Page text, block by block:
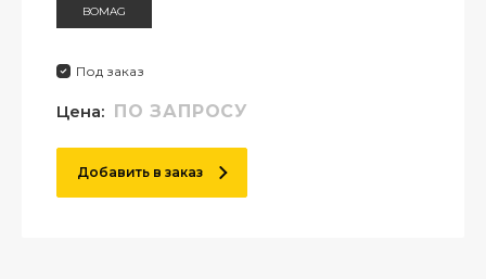
BOMAG
Под заказ
Цена: ПО ЗАПРОСУ
Добавить в заказ